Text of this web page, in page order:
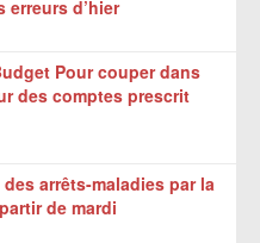
erreurs d’hier
Pour couper dans
des comptes prescrit
arrêts-maladies par la
de mardi